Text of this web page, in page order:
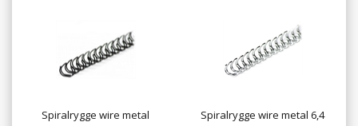
Spiralrygge wire metal
Spiralrygge wire metal 6,4